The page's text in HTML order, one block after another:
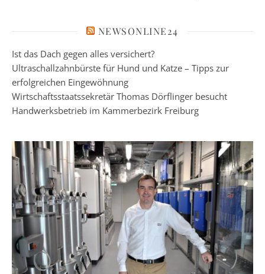
NEWSONLINE24
Ist das Dach gegen alles versichert?
Ultraschallzahnbürste für Hund und Katze – Tipps zur
erfolgreichen Eingewöhnung
Wirtschaftsstaatssekretär Thomas Dörflinger besucht
Handwerksbetrieb im Kammerbezirk Freiburg